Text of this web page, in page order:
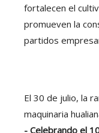
fortalecen el
promueven la
partidos
El 30 de julio, la
maquinaria
- Celebrando el